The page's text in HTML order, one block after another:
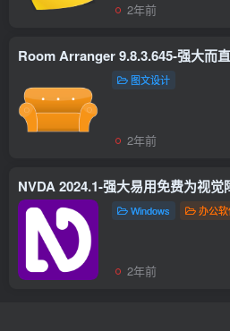
2年前
图文设计
2年前
Windows 办公
2年前